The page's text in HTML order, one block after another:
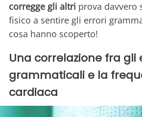
corregge gli altri prova davvero
fisico a sentire gli errori
cosa hanno scoperto!
Una correlazione fra gli
grammaticali e la
cardiaca